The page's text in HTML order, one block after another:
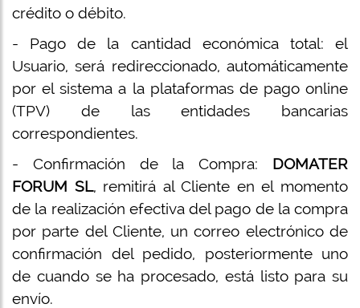
crédito o débito.
- Pago de la cantidad económica total: el
Usuario, será redireccionado, automáticamente
por el sistema a la plataformas de pago online
(TPV) de las entidades bancarias
correspondientes.
- Confirmación de la Compra: DOMATER
FORUM SL, remitirá al Cliente en el momento
de la realización efectiva del pago de la compra
por parte del Cliente, un correo electrónico de
confirmación del pedido, posteriormente uno
de cuando se ha procesado, está listo para su
envío.